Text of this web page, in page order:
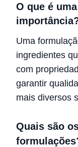
O que é
Uma
ingredientes
com
garantir
mais diversos
Quais são